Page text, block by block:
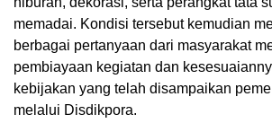
memadai. Kondisi tersebut kemudian
berbagai pertanyaan dari masyarakat
pembiayaan kegiatan dan
kebijakan yang telah disampaikan
melalui Disdikpora.